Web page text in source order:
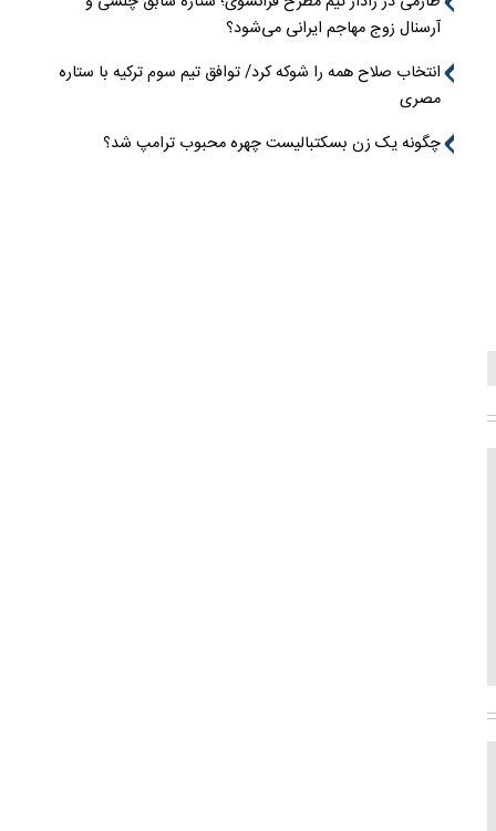
آرسنال زوج مهاجم ایرانی می‌شود؟
انتخاب صلاح همه را شوکه کرد/ توافق تیم سوم ترکیه با ستاره
مصری
چگونه یک زن بسکتبالیست چهره محبوب ترامپ شد؟